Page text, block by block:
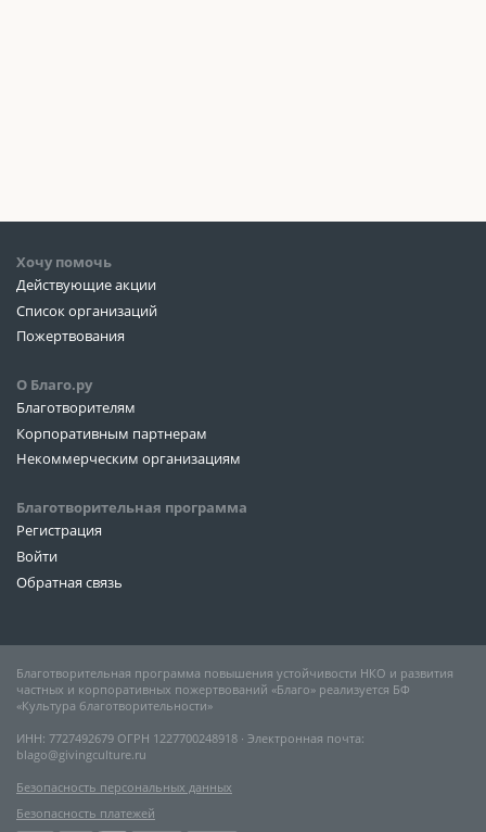
Хочу помочь
Действующие акции
Список организаций
Пожертвования
О Благо.ру
Благотворителям
Корпоративным партнерам
Некоммерческим организациям
Благотворительная программа
Регистрация
Войти
Обратная связь
Благотворительная программа повышения устойчивости НКО и развития
частных и корпоративных пожертвований «Благо» реализуется БФ
«Культура благотворительности»
ИНН: 7727492679 ОГРН 1227700248918 ∙ Электронная почта:
blago@givingculture.ru
Безопасность персональных данных
Безопасность платежей